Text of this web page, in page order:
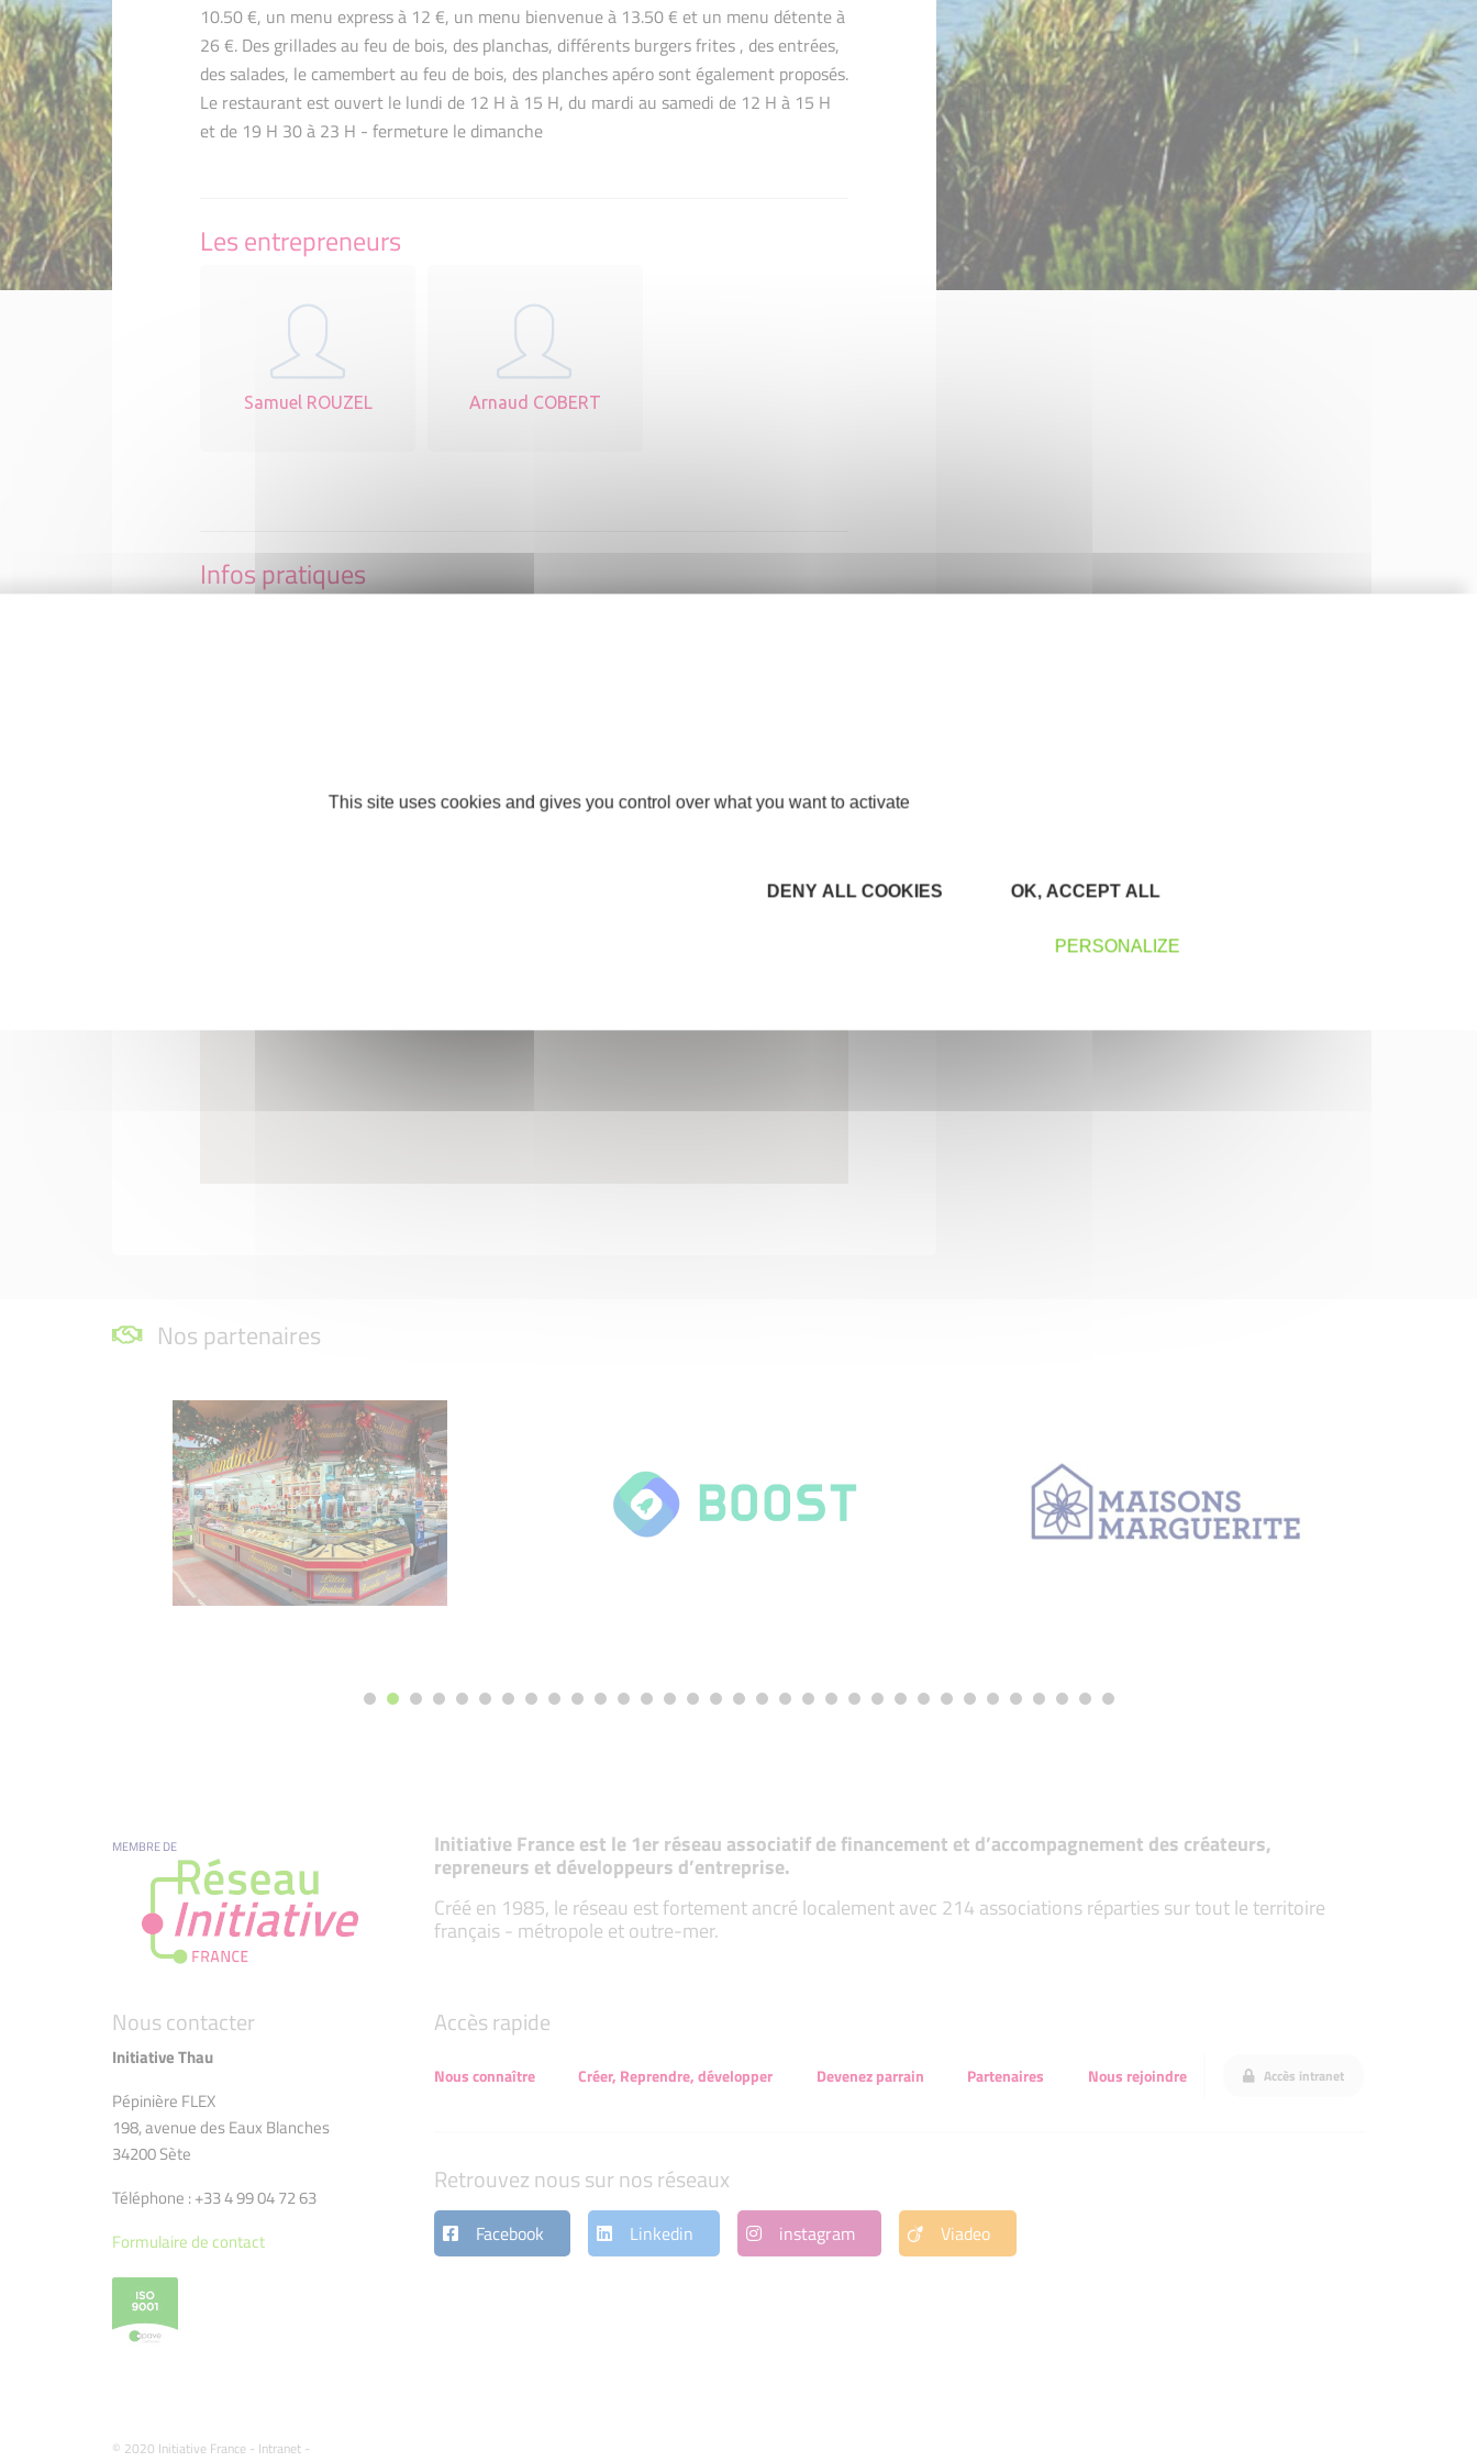
10.50 €, un menu express à 12 €, un menu bienvenue à 13.50 € et un menu détente à
26 €. Des grillades au feu de bois, des planchas, différents burgers frites , des entrées,
des salades, le camembert au feu de bois, des planches apéro sont également proposés.
Le restaurant est ouvert le lundi de 12 H à 15 H, du mardi au samedi de 12 H à 15 H
et de 19 H 30 à 23 H - fermeture le dimanche
Les entrepreneurs
Samuel ROUZEL Arnaud COBERT
Infos pratiques
Nos partenaires
MEMBRE DE Initiative France est le 1er réseau associatif de financement et d’accompagnement des créateurs,
repreneurs et développeurs d’entreprise.
Créé en 1985, le réseau est fortement ancré localement avec 214 associations réparties sur tout le territoire
français - métropole et outre-mer.
Nous contacter
Initiative Thau
Pépinière FLEX
198, avenue des Eaux Blanches
34200 Sète
Téléphone : +33 4 99 04 72 63
Formulaire de contact
© 2020 Initiative France - Intranet -
Accès rapide
Nous connaître Créer, Reprendre, développer Devenez parrain Partenaires Nous rejoindre Accès intranet
Retrouvez nous sur nos réseaux
Facebook Linkedin instagram Viadeo
This site uses cookies and gives you control over what you want to activate
OK, ACCEPT ALL
DENY ALL COOKIES
PERSONALIZE